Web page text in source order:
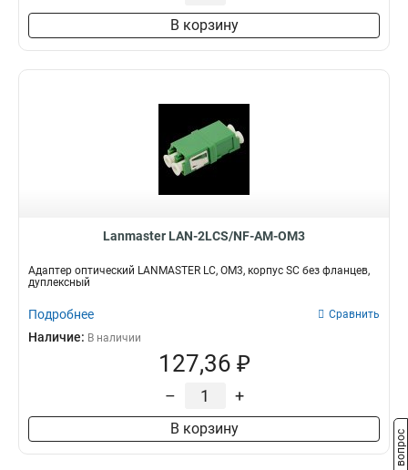
В корзину
Lanmaster LAN-2LCS/NF-AM-OM3
Адаптер оптический LANMASTER LC, OM3, корпус SC без фланцев,
дуплексный
Подробнее Сравнить
Наличие: В наличии
127,36 ₽
– +
В корзину